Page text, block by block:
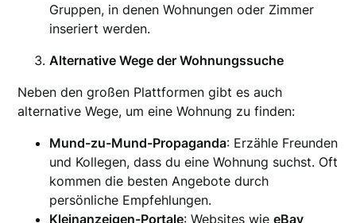
Gruppen, in denen Wohnungen oder Zimmer
inseriert werden.
Alternative Wege der Wohnungssuche
Neben den großen Plattformen gibt es auch
alternative Wege, um eine Wohnung zu finden:
Mund-zu-Mund-Propaganda: Erzähle Freunden
und Kollegen, dass du eine Wohnung suchst. Oft
kommen die besten Angebote durch
persönliche Empfehlungen.
Kleinanzeigen-Portale: Websites wieeBay